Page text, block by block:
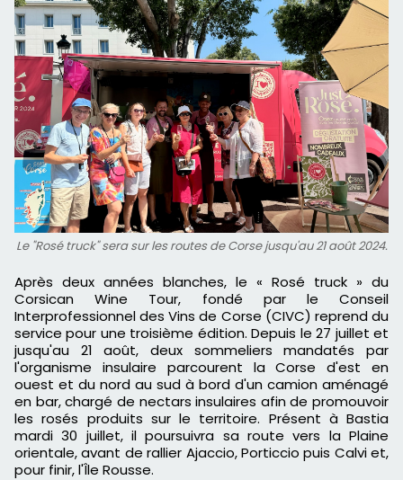
Le "Rosé truck" sera sur les routes de Corse jusqu'au 21 août 2024.
Après deux années blanches, le « Rosé truck » du
Corsican Wine Tour, fondé par le Conseil
Interprofessionnel des Vins de Corse (CIVC) reprend du
service pour une troisième édition. Depuis le 27 juillet et
jusqu'au 21 août, deux sommeliers mandatés par
l'organisme insulaire parcourent la Corse d'est en
ouest et du nord au sud à bord d'un camion aménagé
en bar, chargé de nectars insulaires afin de promouvoir
les rosés produits sur le territoire. Présent à Bastia
mardi 30 juillet, il poursuivra sa route vers la Plaine
orientale, avant de rallier Ajaccio, Porticcio puis Calvi et,
pour finir, l'Île Rousse.